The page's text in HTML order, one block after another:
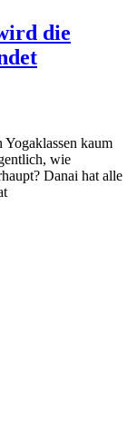
die
kaum
wie
Danai hat alle